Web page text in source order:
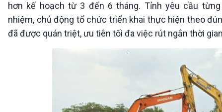
hơn kế hoạch từ 3 đến 6 tháng. Tỉnh yêu cầu
nhiệm, chủ động tổ chức triển khai thực hiện theo
đã được quán triệt, ưu tiên tối đa việc rút ngắn thời